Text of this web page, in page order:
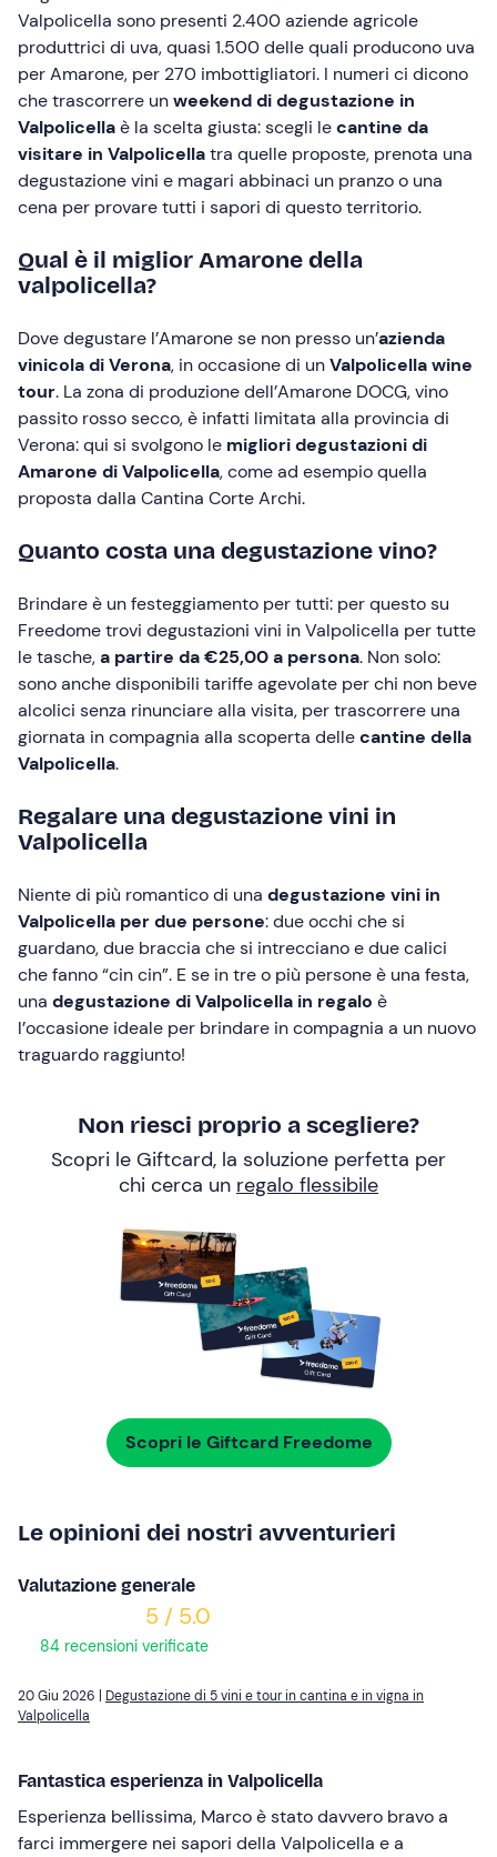
Valpolicella sono presenti 2.400 aziende agricole
produttrici di uva, quasi 1.500 delle quali producono uva
per Amarone, per 270 imbottigliatori. I numeri ci dicono
che trascorrere unweekend di degustazione in
Valpolicellaè la scelta giusta: scegli lecantine da
visitare in Valpolicellatra quelle proposte, prenota una
degustazione vini e magari abbinaci un pranzo o una
cena per provare tutti i sapori di questo territorio.
Qual è il miglior Amarone della
valpolicella?
Dove degustare l’Amarone se non presso un’azienda
vinicola di Verona, in occasione di unValpolicella wine
tour. La zona di produzione dell’Amarone DOCG, vino
passito rosso secco, è infatti limitata alla provincia di
Verona: qui si svolgono le migliori degustazioni di
Amarone di Valpolicella, come ad esempio quella
proposta dalla Cantina Corte Archi.
Quanto costa una degustazione vino?
Brindare è un festeggiamento per tutti: per questo su
Freedome trovi degustazioni vini in Valpolicella per tutte
le tasche,a partire da €25,00 a persona. Non solo:
sono anche disponibili tariffe agevolate per chi non beve
alcolici senza rinunciare alla visita, per trascorrere una
giornata in compagnia alla scoperta dellecantine della
Valpolicella.
Regalare una degustazione vini in
Valpolicella
Niente di più romantico di una degustazione vini in
Valpolicella per due persone: due occhi che si
guardano, due braccia che si intrecciano e due calici
che fanno “cin cin”. E se in tre o più persone è una festa,
una degustazione di Valpolicella in regalo è
l’occasione ideale per brindare in compagnia a un nuovo
traguardo raggiunto!
Non riesci proprio a scegliere?
Scopri le Giftcard, la soluzione perfetta per
chi cerca un regalo flessibile
Scopri le Giftcard Freedome
Le opinioni dei nostri avventurieri
Valutazione generale
5 / 5.0
84 recensioni verificate
20 Giu 2026 | Degustazione di 5 vini e tour in cantina e in vigna in
Valpolicella
Fantastica esperienza in Valpolicella
Esperienza bellissima, Marco è stato davvero bravo a
farci immergere nei sapori della Valpolicella e a